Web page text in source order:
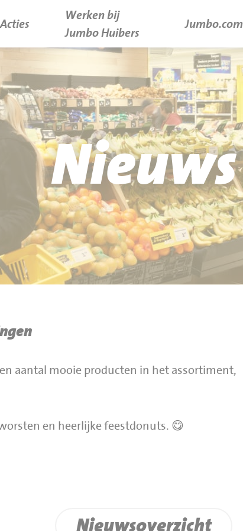
Acties
Werken bij
Jumbo Huibers
Jumbo.com
Nieuws
aantal mooie producten in het assortiment,
en heerlijke feestdonuts. 😋
Nieuwsoverzicht